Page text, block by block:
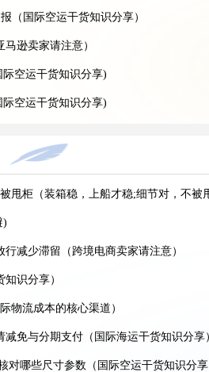
（国际空运干货知识分享）
逊卖家请注意）
空运干货知识分享)
空运干货知识分享)
际空运干货知识分享)
际空运干货知识分享)
际空运干货知识分享）
楚的外贸人看过来）
物流干货知识分享）
际空运干货知识分享）
国际空运干货知识分享）
货知识分享)
甩柜（装箱稳，上船才稳;细节对，不被
)
减少滞留（跨境电商卖家请注意）
识分享）
物流成本的核心渠道）
免与分期支付（国际海运干货知识分享
对哪些尺寸参数（国际空运干货知识分享